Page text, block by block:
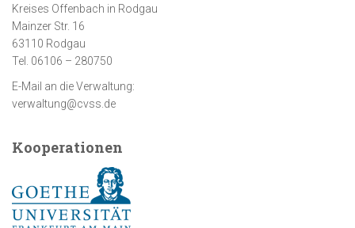
Kreises Offenbach in Rodgau
Mainzer Str. 16
63110 Rodgau
Tel. 06106 – 280750
E-Mail an die Verwaltung:
verwaltung@cvss.de
Kooperationen